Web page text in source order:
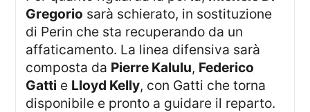
Gregorio sarà schierato, in sostituzione
di Perin che sta recuperando da un
affaticamento. La linea difensiva sarà
composta da Pierre Kalulu, Federico
Gatti e Lloyd Kelly, con Gatti che torna
disponibile e pronto a guidare il reparto.